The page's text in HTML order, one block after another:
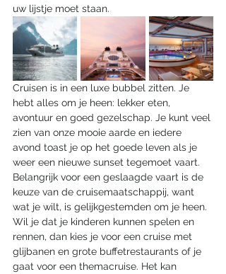
uw lijstje moet staan.
Cruisen is in een luxe bubbel zitten. Je
hebt alles om je heen: lekker eten,
avontuur en goed gezelschap. Je kunt veel
zien van onze mooie aarde en iedere
avond toast je op het goede leven als je
weer een nieuwe sunset tegemoet vaart.
Belangrijk voor een geslaagde vaart is de
keuze van de cruisemaatschappij, want
wat je wilt, is gelijkgestemden om je heen.
Wil je dat je kinderen kunnen spelen en
rennen, dan kies je voor een cruise met
glijbanen en grote buffetrestaurants of je
gaat voor een themacruise. Het kan